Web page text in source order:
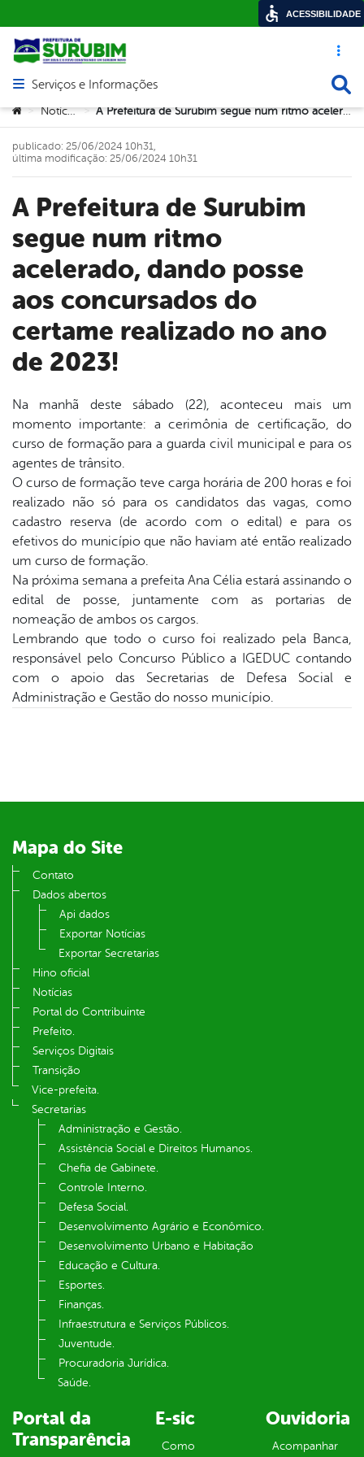
Acesso
Abrir menu principal de navegação
Serviços e Informações
Você está aqui:
> Notícias > A Prefeitura de Surubim segue num ritmo acelerado, dando posse aos concursados do certame realizado no ano de 2023!
A Prefeitura de Surubim
segue num ritmo
acelerado, dando posse
aos concursados do
certame realizado no ano
de 2023!
publicado: 25/06/2024 10h31,
última modificação: 25/06/2024 10h31
Na manhã deste sábado (22), aconteceu mais um
momento importante: a cerimônia de certificação, do
curso de formação para a guarda civil municipal e para os
agentes de trânsito.
O curso de formação teve carga horária de 200 horas e foi
realizado não só para os candidatos das vagas, como
cadastro reserva (de acordo com o edital) e para os
efetivos do município que não haviam até então realizado
um curso de formação.
Na próxima semana a prefeita Ana Célia estará assinando o
edital de posse, juntamente com as portarias de
nomeação de ambos os cargos.
Lembrando que todo o curso foi realizado pela Banca,
responsável pelo Concurso Público a IGEDUC contando
com o apoio das Secretarias de Defesa Social e
Administração e Gestão do nosso município.
Mapa do Site
Contato
Dados abertos
Api dados
Exportar Notícias
Exportar Secretarias
Hino oficial
Notícias
Portal do Contribuinte
Prefeito.
Serviços Digitais
Transição
Vice-prefeita.
Secretarias
Administração e Gestão.
Assistência Social e Direitos Humanos.
Chefia de Gabinete.
Controle Interno.
Defesa Social.
Desenvolvimento Agrário e Econômico.
Desenvolvimento Urbano e Habitação
Educação e Cultura.
Esportes.
Finanças.
Infraestrutura e Serviços Públicos.
Juventude.
Procuradoria Jurídica.
Saúde.
Portal da
Transparência
E-sic
Como
Ouvidoria
Acompanhar
ACESSIBILIDADE